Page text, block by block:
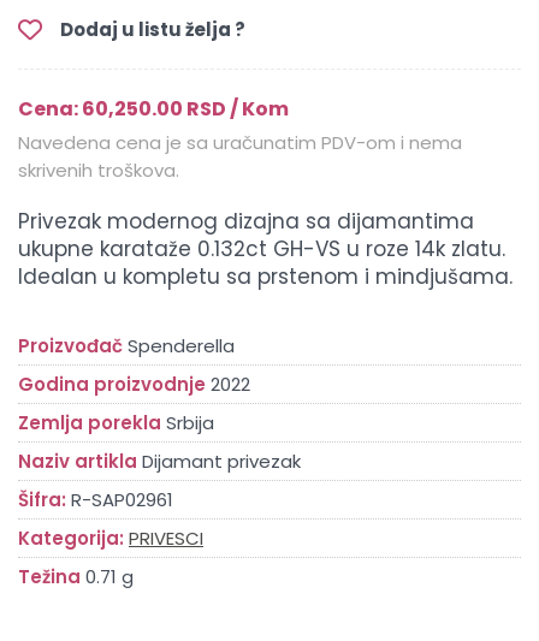
Dodaj u listu želja ?
Cena: 60,250.00 RSD / Kom
Navedena cena je sa uračunatim PDV-om i nema
skrivenih troškova.
Privezak modernog dizajna sa dijamantima
ukupne karataže 0.132ct GH-VS u roze 14k zlatu.
Idealan u kompletu sa prstenom i mindjušama.
ProizvođačSpenderella
Godina proizvodnje 2022
Zemlja porekla Srbija
Naziv artikla Dijamant privezak
Šifra: R-SAP02961
Kategorija: PRIVESCI
Težina 0.71 g